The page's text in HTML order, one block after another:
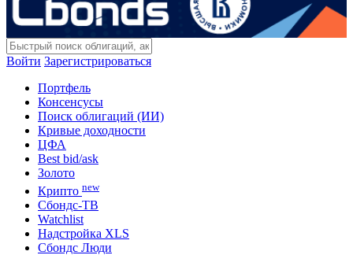
Войти Зарегистрироваться
Портфель
Консенсусы
Поиск облигаций (ИИ)
Кривые доходности
ЦФА
Best bid/ask
Золото
Крипто new
Сбондс-ТВ
Watchlist
Надстройка XLS
Сбондс Люди